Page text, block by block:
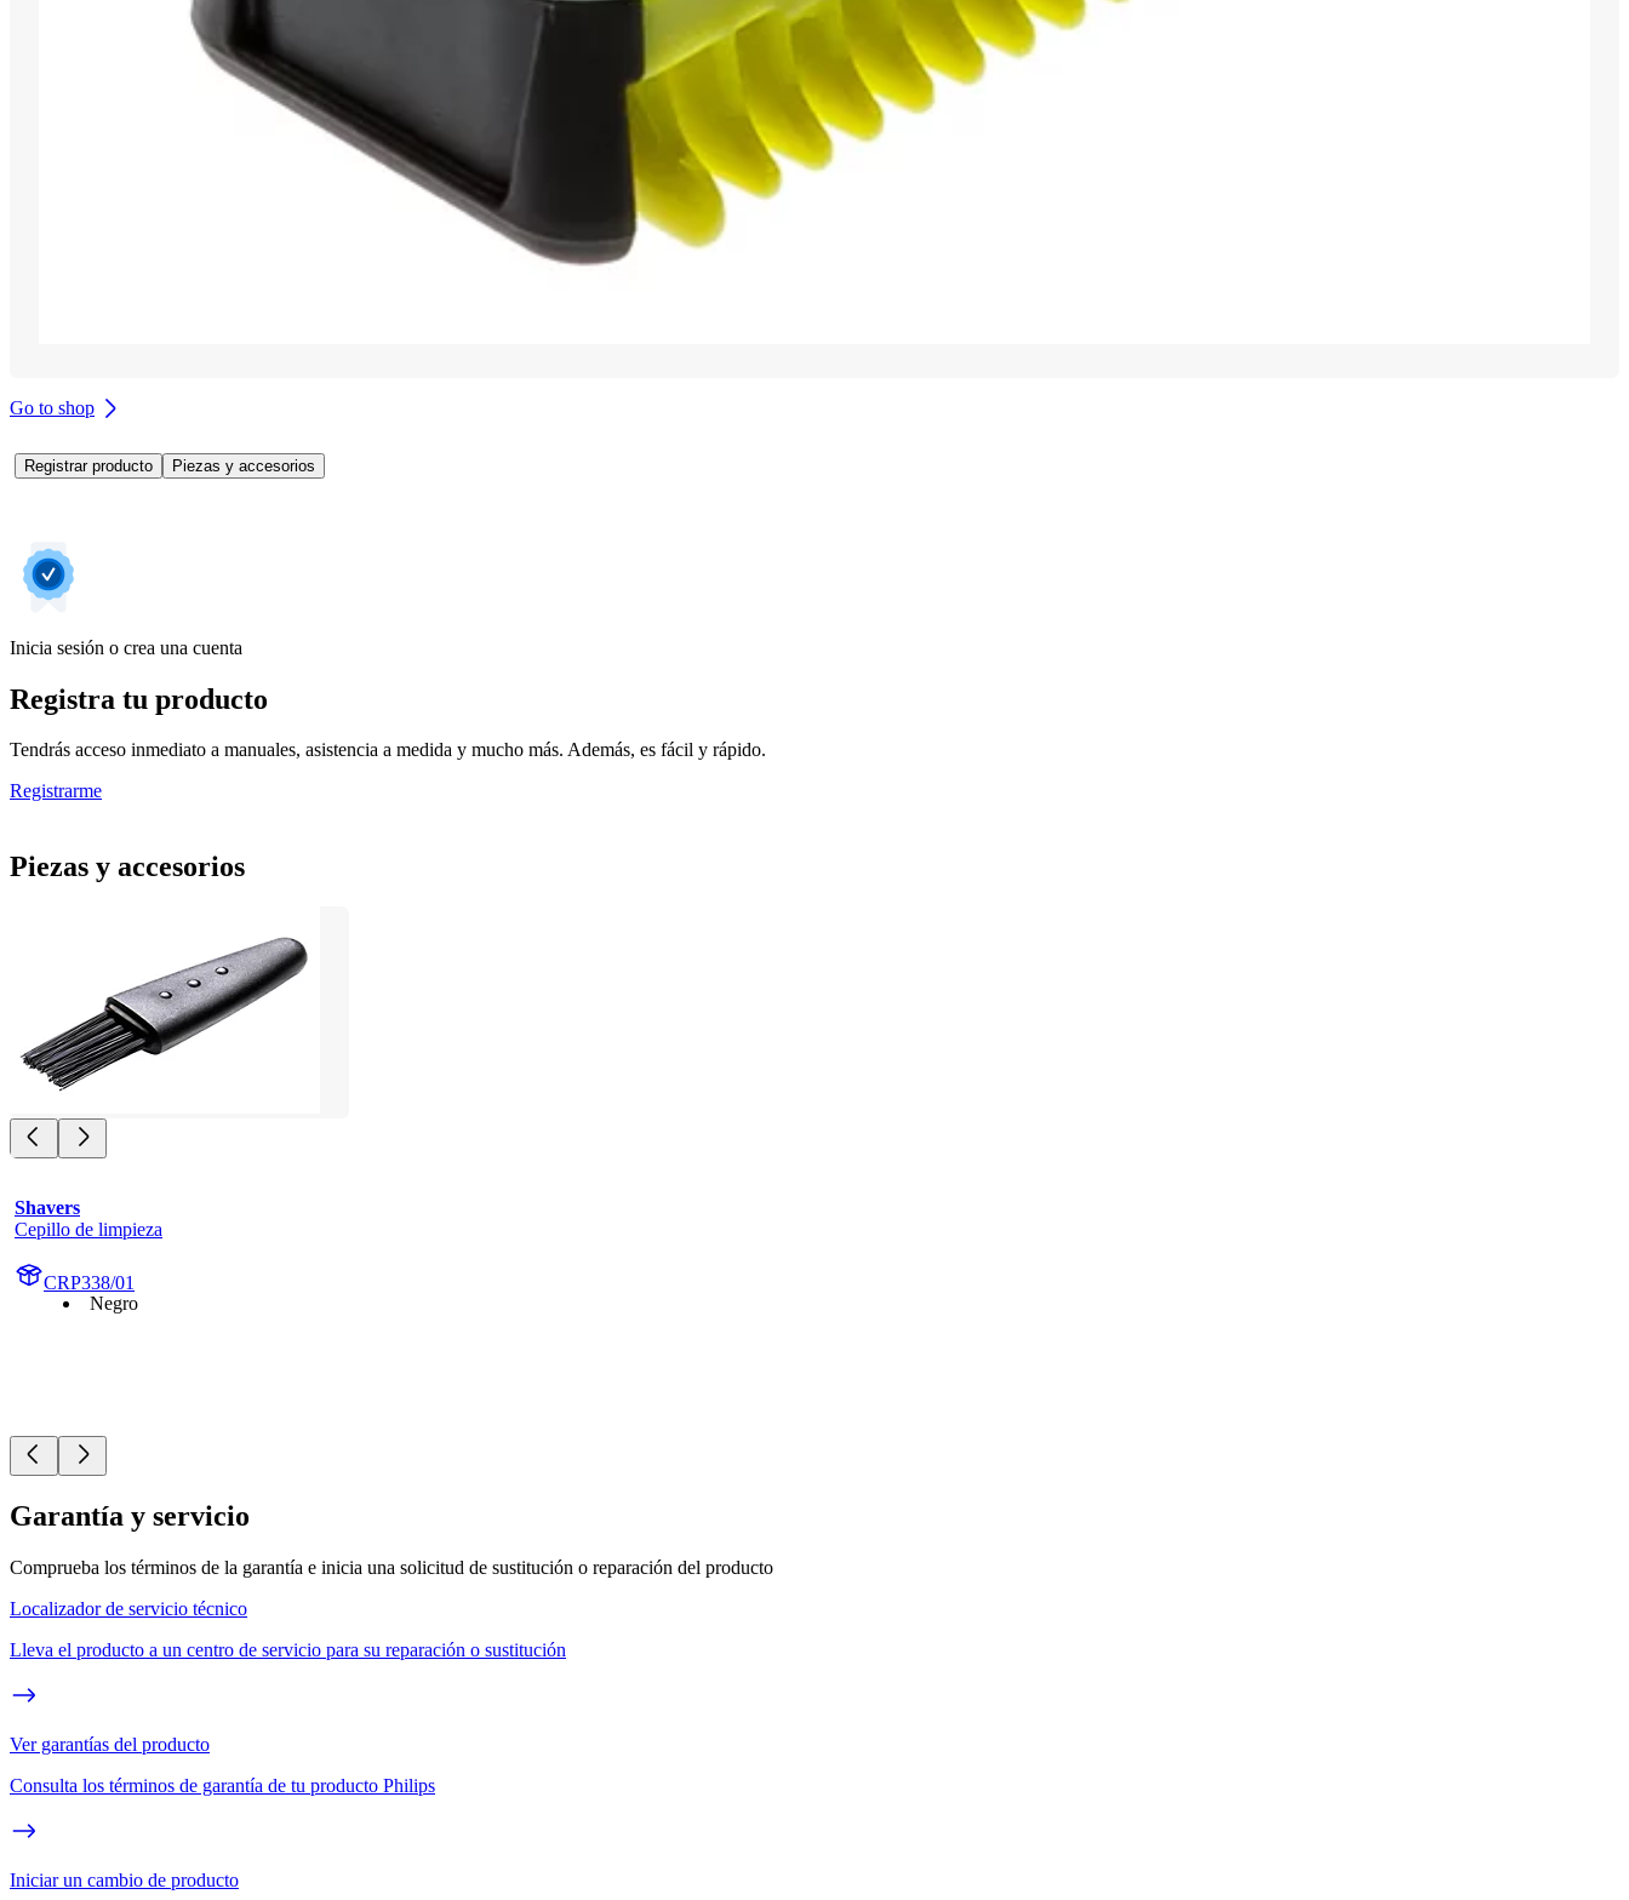
Go to shop
Registrar producto Piezas y accesorios
Inicia sesión o crea una cuenta
Registra tu producto
Tendrás acceso inmediato a manuales, asistencia a medida y mucho más. Además, es fácil y rápido.
Registrarme
Piezas y accesorios
Shavers
Cepillo de limpieza
CRP338/01
Negro
Garantía y servicio
Comprueba los términos de la garantía e inicia una solicitud de sustitución o reparación del producto
Localizador de servicio técnico
Lleva el producto a un centro de servicio para su reparación o sustitución
Ver garantías del producto
Consulta los términos de garantía de tu producto Philips
Iniciar un cambio de producto